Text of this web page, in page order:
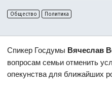
Общество Политика
Спикер Госдумы Вячеслав
вопросам семьи отменить
опекунства для ближайших